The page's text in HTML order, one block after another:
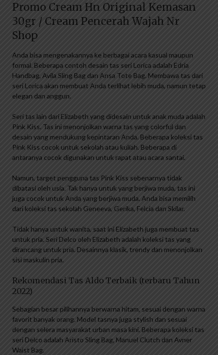
Promo Cream Hn Original Kemasan
30gr / Cream Pencerah Wajah Nr
Shop
Anda bisa mengenakannya ke berbagai acara kasual maupun
formal. Beberapa contoh desain tas seri Lorica adalah Edria
Handbag, Avila Sling Bag dan Ansa Tote Bag. Membawa tas dari
seri Lorica akan membuat Anda terlihat lebih muda, namun tetap
elegan dan anggun.
Seri tas lain dari Elizabeth yang didesain untuk anak muda adalah
Pink Kiss. Tas ini menonjolkan warna tas yang colorful dan
desain yang mendukung kepintaran Anda. Beberapa koleksi tas
Pink Kiss cocok untuk sekolah atau kuliah. Beberapa di
antaranya cocok digunakan untuk rapat atau acara santai.
Namun, target pengguna tas Pink Kiss sebenarnya tidak
dibatasi oleh usia. Tak hanya untuk yang berjiwa muda, tas ini
juga cocok untuk Anda yang berjiwa muda. Anda bisa memilih
dari koleksi tas sekolah Geneeva, Gerika, Felcia dan Skilar.
Tidak hanya untuk wanita, saat ini Elizabeth juga membuat tas
untuk pria. Seri Delco oleh Elizabeth adalah koleksi tas yang
dirancang untuk pria. Desainnya klasik, trendy dan menonjolkan
sisi maskulin pria.
Rekomendasi Tas Aldo Terbaik (terbaru Tahun
2022)
Sebagian besar pilihannya berwarna hitam, sesuai dengan warna
favorit banyak orang. Model tasnya juga stylish dan sesuai
dengan selera masyarakat urban masa kini. Beberapa koleksi tas
seri Delco adalah Aristo Sling Bag, Manuel Clutch dan Avner
Waist Bag.